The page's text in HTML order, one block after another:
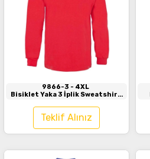
9866-3 - 4XL
Bisiklet Yaka 3 İplik Sweatshirt
Teklif Alınız